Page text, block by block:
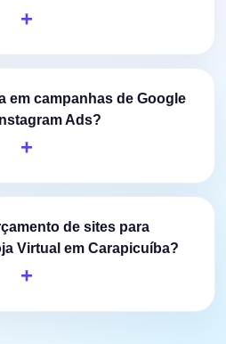
em campanhas de Google
Ads?
de sites para
Virtual em Carapicuíba?